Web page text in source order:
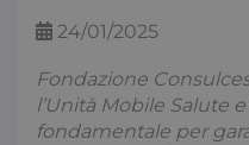
24/01/2025
Fondazione
l’Unità Mobile Salute
fondamentale per